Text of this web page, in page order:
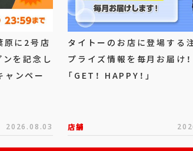
原に2号店
ンを記念し
ャンペー
2026.08.03
タイトーのお店に登場する
プライズ情報を毎月お届け！
「GET！ HAPPY！」
店舗